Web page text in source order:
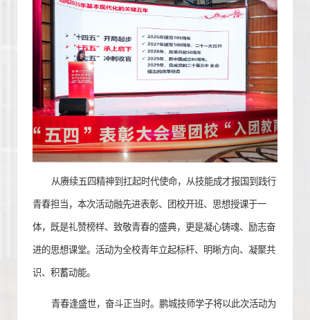
从赓续五四精神到扛起时代使命，从技能成才报国到践行
青春担当，本次活动融先进表彰、团校开班、思想授课于一
体，既是礼赞榜样、致敬青春的盛典，更是凝心铸魂、励志奋
进的思想课堂。活动为全校青年立起标杆、明晰方向、凝聚共
识、积蓄动能。
青春逢盛世，奋斗正当时。鹏城技师学子将以此次活动为